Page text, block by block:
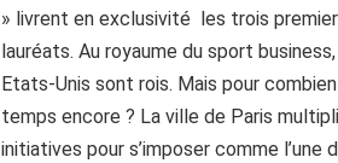
» livrent en exclusivité ­ les trois
lauréats. Au royaume du sport
Etats-Unis sont rois. Mais pour
temps encore ? La ville de Paris
initiatives pour s’imposer comme l’une